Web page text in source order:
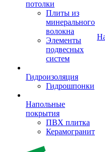
потолки
Плиты из
минерального
волокна
Элементы
подвесных
систем
Гидроизоляция
Гидрошпонки
Напольные
покрытия
ПВХ плитка
Керамогранит